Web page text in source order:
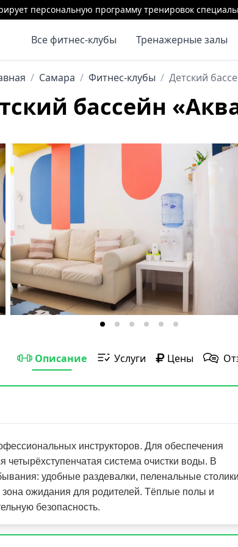
персональную программу тренировок
Все фитнес-клубы Тренажерные залы
/ Самара / Фитнес-клубы / Детский
бассейн
Описание Услуги Цены
инструкторов. Для обеспечения
четырёхступенчатая система очистки воды. В
удобные раздевалки, пеленальные
зона ожидания для родителей. Тёплые полы и
безопасность.